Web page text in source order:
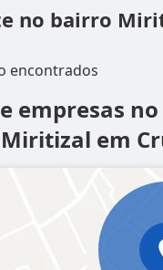
no bairro
encontrados
empresas
em